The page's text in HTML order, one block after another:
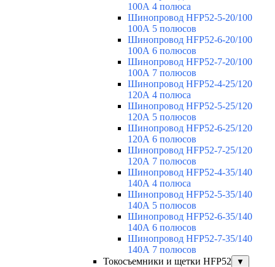
100А 4 полюса
Шинопровод HFP52-5-20/100
100А 5 полюсов
Шинопровод HFP52-6-20/100
100А 6 полюсов
Шинопровод HFP52-7-20/100
100А 7 полюсов
Шинопровод HFP52-4-25/120
120А 4 полюса
Шинопровод HFP52-5-25/120
120А 5 полюсов
Шинопровод HFP52-6-25/120
120А 6 полюсов
Шинопровод HFP52-7-25/120
120А 7 полюсов
Шинопровод HFP52-4-35/140
140А 4 полюса
Шинопровод HFP52-5-35/140
140А 5 полюсов
Шинопровод HFP52-6-35/140
140А 6 полюсов
Шинопровод HFP52-7-35/140
140А 7 полюсов
Токосъемники и щетки HFP52
▼